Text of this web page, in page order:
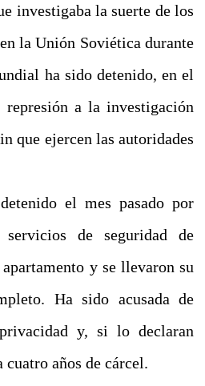
investigaba la suerte de los
la Unión Soviética durante
ha sido detenido, en el
a la investigación
que ejercen las autoridades
el mes pasado por
de seguridad de
y se llevaron su
Ha sido acusada de
y, si lo declaran
cuatro años de cárcel.